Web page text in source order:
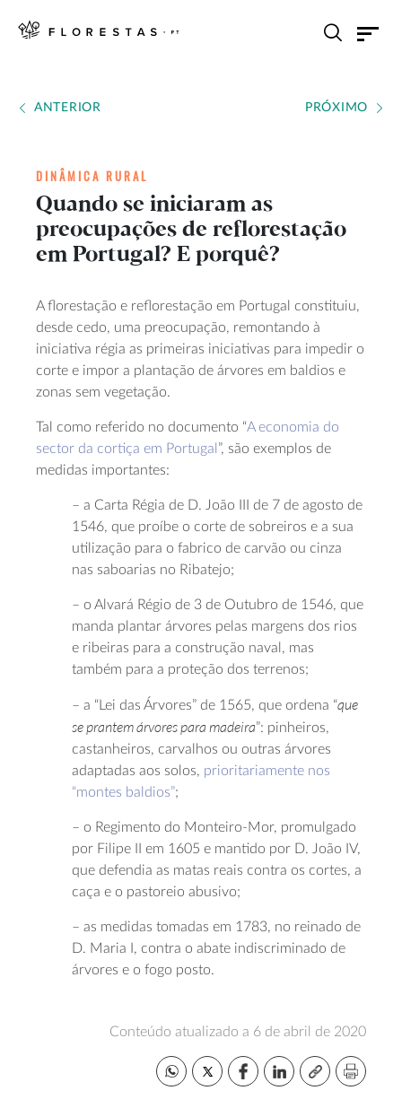
ANTERIOR PRÓXIMO
DINÂMICA RURAL
Quando se iniciaram as
preocupações de reflorestação
em Portugal? E porquê?
A florestação e reflorestação em Portugal constituiu,
desde cedo, uma preocupação, remontando à
iniciativa régia as primeiras iniciativas para impedir o
corte e impor a plantação de árvores em baldios e
zonas sem vegetação.
Tal como referido no documento “A economia do
sector da cortiça em Portugal ”, são exemplos de
medidas importantes:
– a Carta Régia de D. João III de 7 de agosto de
1546, que proíbe o corte de sobreiros e a sua
utilização para o fabrico de carvão ou cinza
nas saboarias no Ribatejo;
– o Alvará Régio de 3 de Outubro de 1546, que
manda plantar árvores pelas margens dos rios
e ribeiras para a construção naval, mas
também para a proteção dos terrenos;
– a “Lei das Árvores” de 1565, que ordena “que
se prantem árvores para madeira”: pinheiros,
castanheiros, carvalhos ou outras árvores
adaptadas aos solos, prioritariamente nos
“montes baldios”;
– o Regimento do Monteiro-Mor, promulgado
por Filipe II em 1605 e mantido por D. João IV,
que defendia as matas reais contra os cortes, a
caça e o pastoreio abusivo;
– as medidas tomadas em 1783, no reinado de
D. Maria I, contra o abate indiscriminado de
árvores e o fogo posto.
Conteúdo atualizado a 6 de abril de 2020